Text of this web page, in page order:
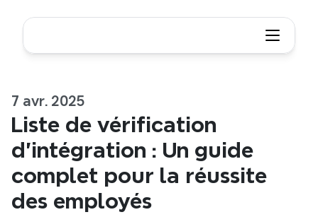
7 avr. 2025
Liste de vérification
d'intégration : Un guide
complet pour la réussite
des employés